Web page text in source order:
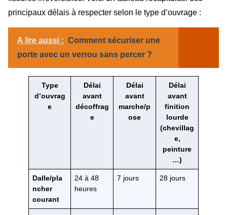
principaux délais à respecter selon le type d’ouvrage :
A lire aussi : Comment sécuriser une
porte avec un verrou sans percer ?
Type
d’ouvrag
e
Délai
avant
décoffrag
e
Délai
avant
marche/p
ose
Délai
avant
finition
lourde
(chevillag
e,
peinture
…)
Dalle/pla
ncher
courant
24 à 48
heures
7 jours 28 jours